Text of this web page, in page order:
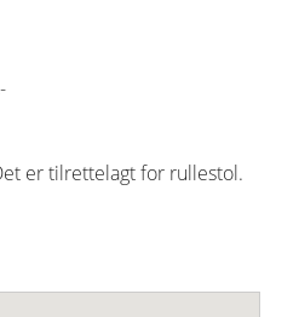
er tilrettelagt for rullestol.